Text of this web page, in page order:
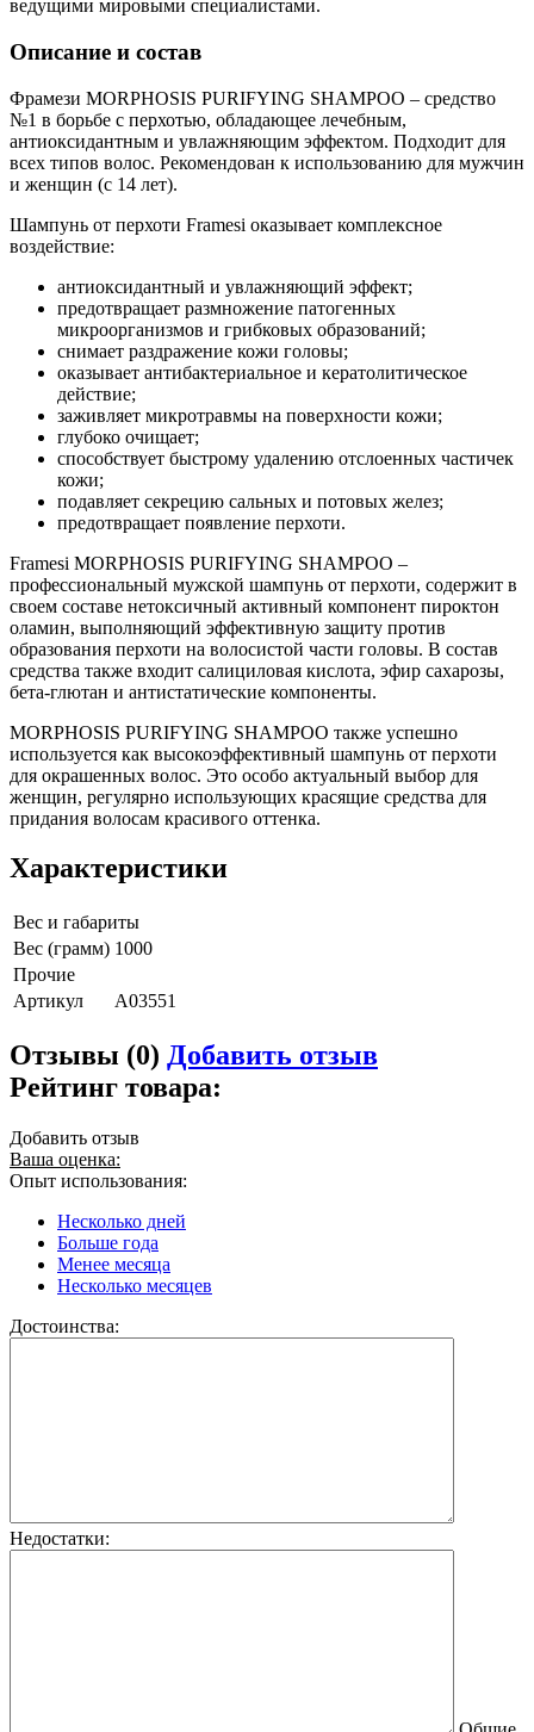
ведущими мировыми специалистами.
Описание и состав
Фрамези MORPHOSIS PURIFYING SHAMPOO – средство
№1 в борьбе с перхотью, обладающее лечебным,
антиоксидантным и увлажняющим эффектом. Подходит для
всех типов волос. Рекомендован к использованию для мужчин
и женщин (с 14 лет).
Шампунь от перхоти Framesi оказывает комплексное
воздействие:
антиоксидантный и увлажняющий эффект;
предотвращает размножение патогенных
микроорганизмов и грибковых образований;
снимает раздражение кожи головы;
оказывает антибактериальное и кератолитическое
действие;
заживляет микротравмы на поверхности кожи;
глубоко очищает;
способствует быстрому удалению отслоенных частичек
кожи;
подавляет секрецию сальных и потовых желез;
предотвращает появление перхоти.
Framesi MORPHOSIS PURIFYING SHAMPOO –
профессиональный мужской шампунь от перхоти, содержит в
своем составе нетоксичный активный компонент пироктон
оламин, выполняющий эффективную защиту против
образования перхоти на волосистой части головы. В состав
средства также входит салициловая кислота, эфир сахарозы,
бета-глютан и антистатические компоненты.
MORPHOSIS PURIFYING SHAMPOO также успешно
используется как высокоэффективный шампунь от перхоти
для окрашенных волос. Это особо актуальный выбор для
женщин, регулярно использующих красящие средства для
придания волосам красивого оттенка.
Характеристики
Вес и габариты
Вес (грамм) 1000
Прочие
Артикул
A03551
Отзывы (0) Добавить отзыв
Рейтинг товара:
Добавить отзыв
Ваша оценка:
Опыт использования:
Несколько дней
Больше года
Менее месяца
Несколько месяцев
Достоинства:
Недостатки: